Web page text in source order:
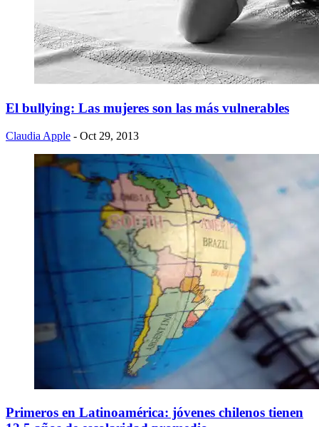
El bullying: Las mujeres son las más vulnerables
Claudia Apple - Oct 29, 2013
Primeros en Latinoamérica: jóvenes chilenos tienen